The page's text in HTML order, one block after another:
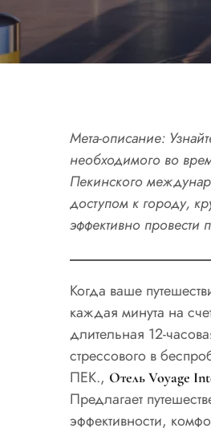
Мета-описание:
необходимого во
Пекинского
доступом к городу,
эффективно
Когда ваше
каждая минута на
длительная 12-
стрессового в
ПЕК., Отель Voyage
Предлагает
эффективности,